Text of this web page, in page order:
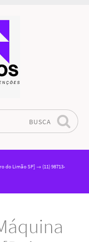
BUSCA
do Limão SP] → (11) 98713-